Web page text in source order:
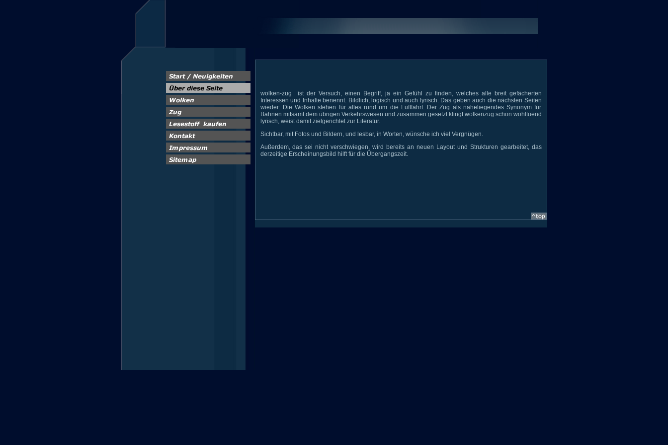
wolken-zug ist der Versuch, einen Begriff, ja ein Gefühl zu finden, welches alle breit gefächerten
Interessen und Inhalte benennt. Bildlich, logisch und auch lyrisch. Das geben auch die nächsten Seiten
wieder: Die Wolken stehen für alles rund um die Luftfahrt. Der Zug als naheliegendes Synonym für
Bahnen mitsamt dem übrigen Verkehrswesen und zusammen gesetzt klingt wolkenzug schon wohltuend
lyrisch, weist damit zielgerichtet zur Literatur.
Sichtbar, mit Fotos und Bildern, und lesbar, in Worten, wünsche ich viel Vergnügen.
Außerdem, das sei nicht verschwiegen, wird bereits an neuen Layout und Strukturen gearbeitet, das
derzeitige Erscheinungsbild hilft für die Übergangszeit.